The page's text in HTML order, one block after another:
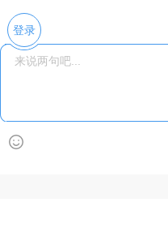
登录